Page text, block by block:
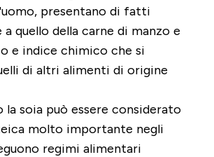
presentano di fatti
a quello della carne di manzo e
e indice chimico che si
di altri alimenti di origine
soia può essere considerato
molto importante negli
regimi alimentari